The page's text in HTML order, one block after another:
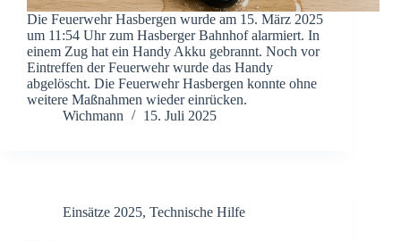
Die Feuerwehr Hasbergen wurde am 15. März 2025
um 11:54 Uhr zum Hasberger Bahnhof alarmiert. In
einem Zug hat ein Handy Akku gebrannt. Noch vor
Eintreffen der Feuerwehr wurde das Handy
abgelöscht. Die Feuerwehr Hasbergen konnte ohne
weitere Maßnahmen wieder einrücken.
Wichmann
15. Juli 2025
Einsätze 2025, Technische Hilfe